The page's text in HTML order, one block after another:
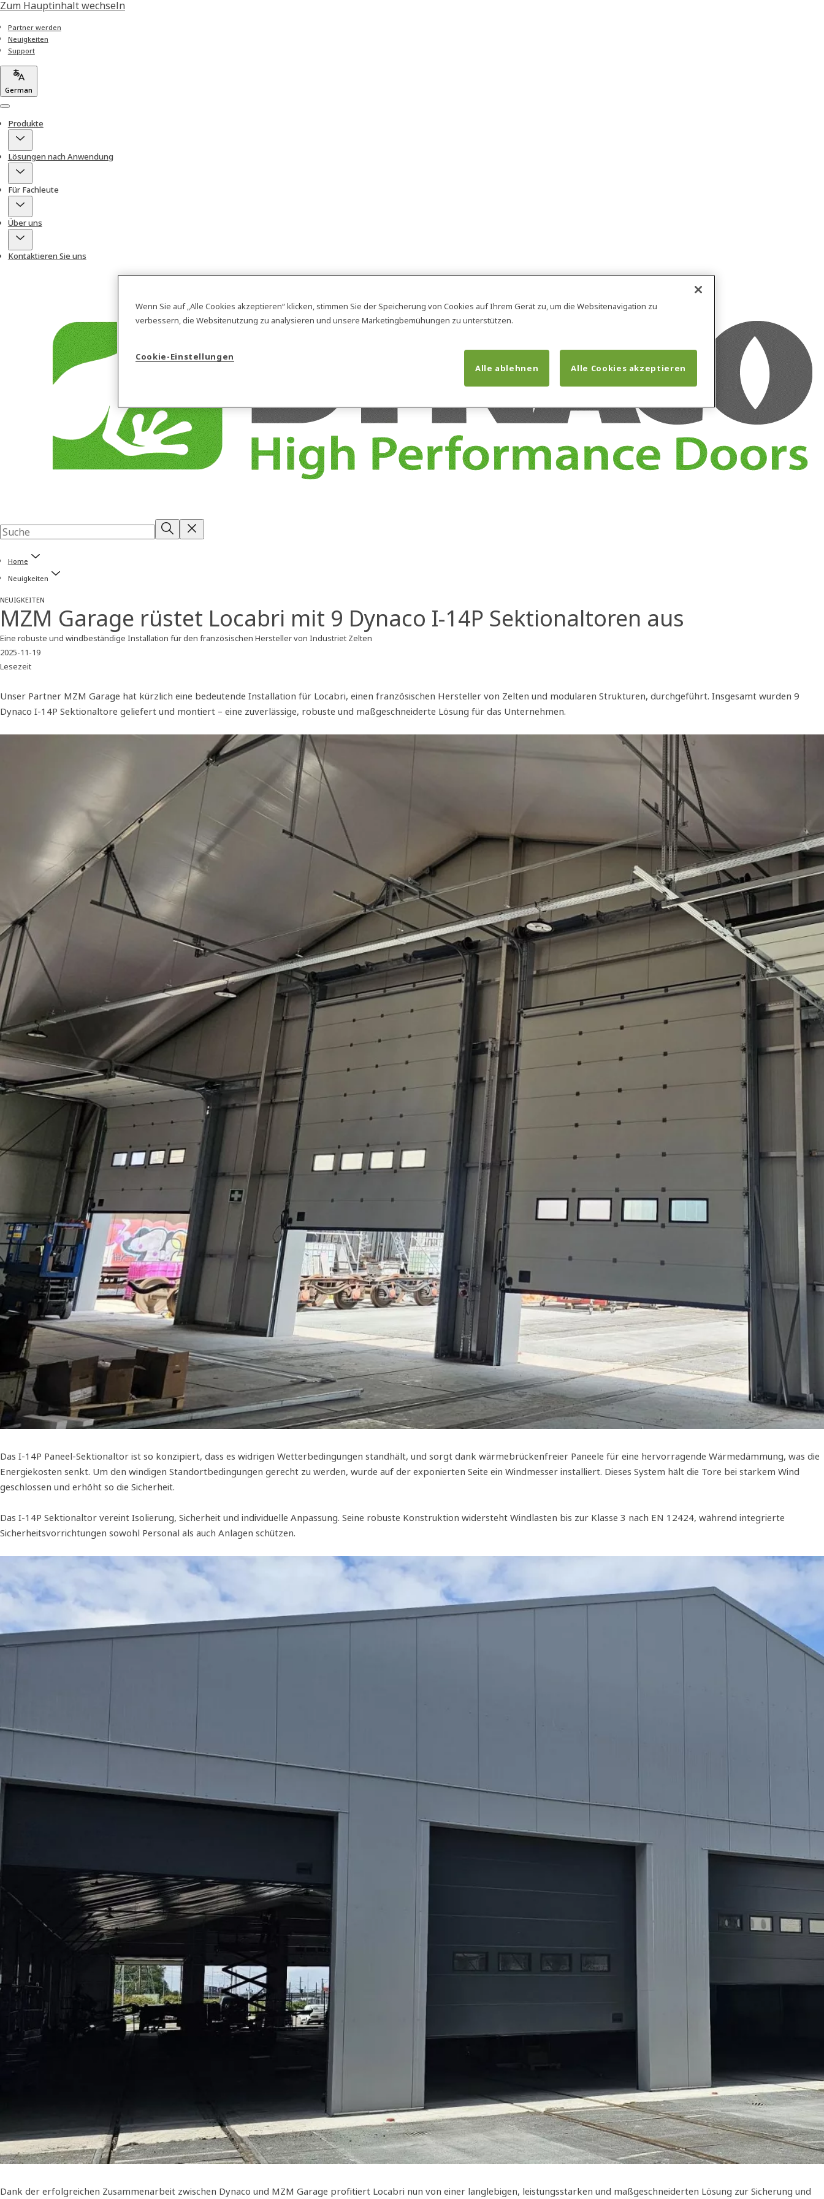
Zum Hauptinhalt wechseln
Partner werden
Neuigkeiten
Support
German
Menu
Produkte
Lösungen nach Anwendung
Für Fachleute
Über uns
Kontaktieren Sie uns
Home
Neuigkeiten
NEUIGKEITEN
MZM Garage rüstet Locabri mit 9 Dynaco I-14P Sektionaltoren aus
Eine robuste und windbeständige Installation für den französischen Hersteller von Industriet Zelten
2025-11-19
Lesezeit
Unser Partner MZM Garage hat kürzlich eine bedeutende Installation für Locabri, einen französischen Hersteller von Zelten und modularen Strukturen, durchgeführt. Insgesamt wurden 9
Dynaco I-14P Sektionaltore geliefert und montiert – eine zuverlässige, robuste und maßgeschneiderte Lösung für das Unternehmen.
Das I-14P Paneel-Sektionaltor ist so konzipiert, dass es widrigen Wetterbedingungen standhält, und sorgt dank wärmebrückenfreier Paneele für eine hervorragende Wärmedämmung, was die
Energiekosten senkt. Um den windigen Standortbedingungen gerecht zu werden, wurde auf der exponierten Seite ein Windmesser installiert. Dieses System hält die Tore bei starkem Wind
geschlossen und erhöht so die Sicherheit.
Das I-14P Sektionaltor vereint Isolierung, Sicherheit und individuelle Anpassung. Seine robuste Konstruktion widersteht Windlasten bis zur Klasse 3 nach EN 12424, während integrierte
Sicherheitsvorrichtungen sowohl Personal als auch Anlagen schützen.
Dank der erfolgreichen Zusammenarbeit zwischen Dynaco und MZM Garage profitiert Locabri nun von einer langlebigen, leistungsstarken und maßgeschneiderten Lösung zur Sicherung und
Wenn Sie auf „Alle Cookies akzeptieren“ klicken, stimmen Sie der Speicherung von Cookies auf Ihrem Gerät zu, um die Websitenavigation zu
verbessern, die Websitenutzung zu analysieren und unsere Marketingbemühungen zu unterstützen.
Cookie-Einstellungen
Alle ablehnen
Alle Cookies akzeptieren